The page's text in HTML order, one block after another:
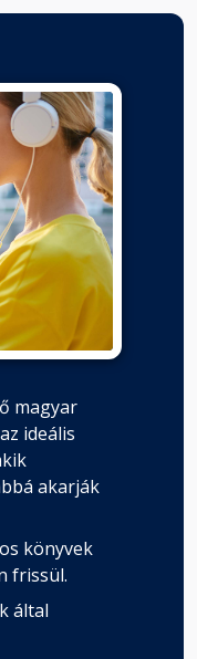
magyar
ideális
akarják
könyvek
frissül.
által